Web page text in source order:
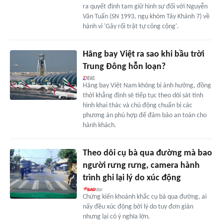
ra quyết định tạm giữ hình sự đối với Nguyễn
Văn Tuấn (SN 1993, ngụ khóm Tây Khánh 7) về
hành vi 'Gây rối trật tự công cộng'.
Hãng bay Việt ra sao khi bầu trời
Trung Đông hỗn loạn?
Hãng bay Việt Nam không bị ảnh hưởng, đồng
thời khẳng định sẽ tiếp tục theo dõi sát tình
hình khai thác và chủ động chuẩn bị các
phương án phù hợp để đảm bảo an toàn cho
hành khách.
Theo dõi cụ bà qua đường mà bao
người rưng rưng, camera hành
trình ghi lại lý do xúc động
Chứng kiến khoảnh khắc cụ bà qua đường, ai
nấy đều xúc động bởi lý do tuy đơn giản
nhưng lại có ý nghĩa lớn.